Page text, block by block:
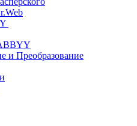
и Преобразование